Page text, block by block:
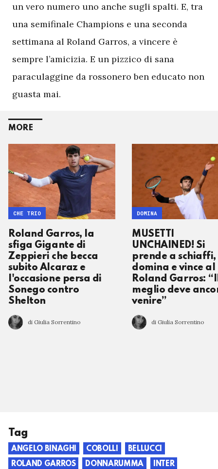
un vero numero uno anche sugli spalti. E, tra
una semifinale Champions e una seconda
settimana al Roland Garros, a vincere è
sempre l’amicizia. E un pizzico di sana
paraculaggine da rossonero ben educato non
guasta mai.
MORE
Roland Garros, la
sfiga Gigante di
Zeppieri che becca
subito Alcaraz e
l'occasione persa di
Sonego contro
Shelton
di Giulia Sorrentino
CHE TRIO
MUSETTI
UNCHAINED! Si
prende a schiaffi,
domina e vince al
Roland Garros:
meglio deve
venire”
di Giulia Sorrentino
DOMINA
Tag
ANGELO BINAGHI COBOLLI
BELLUCCI
ROLAND GARROS
DONNARUMMA
INTER